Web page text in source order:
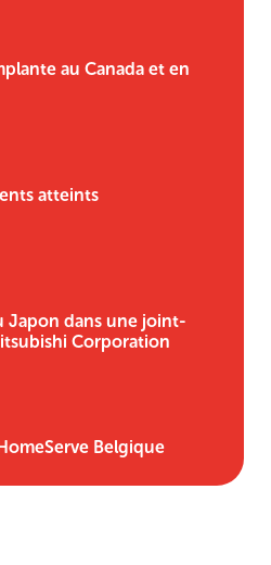
au Canada et en
atteints
Japon dans une joint-
Corporation
Belgique